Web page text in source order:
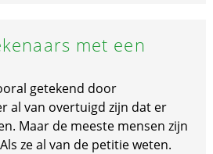
met een
getekend door
al van overtuigd zijn dat er
Maar de meeste mensen zijn
ze al van de petitie weten.